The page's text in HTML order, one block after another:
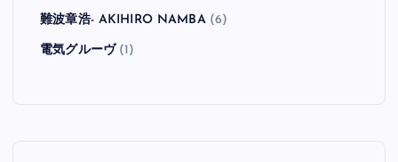
難波章浩- AKIHIRO NAMBA(6)
電気グルーヴ(1)